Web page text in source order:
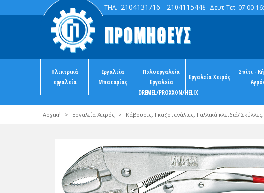
ΤΗΛ. 2104131716 2104115448 Δευτ-Τετ. 07:00-
Ηλεκτρικά
εργαλεία
Εργαλεία
Μπαταρίας
Πολυεργαλεία
Εργαλεία
DREMEL/PROXXON/HELIX
Εργαλεία Χειρός
Σπίτι -
Αρχική > Εργαλεία Χειρός > Κάβουρες, Γκαζοτανάλιες, Γαλλικά κλειδιά/